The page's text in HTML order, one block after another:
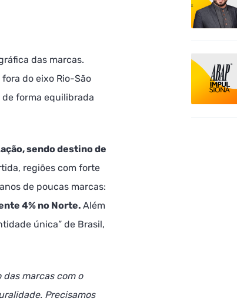
das marcas.
do eixo Rio-São
forma equilibrada
sendo destino de
regiões com forte
de poucas marcas:
4% no Norte. Além
única” de Brasil,
marcas com o
Precisamos